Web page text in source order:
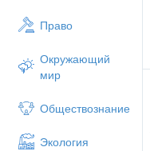
Право
Окружающий
мир
Обществознание
Экология